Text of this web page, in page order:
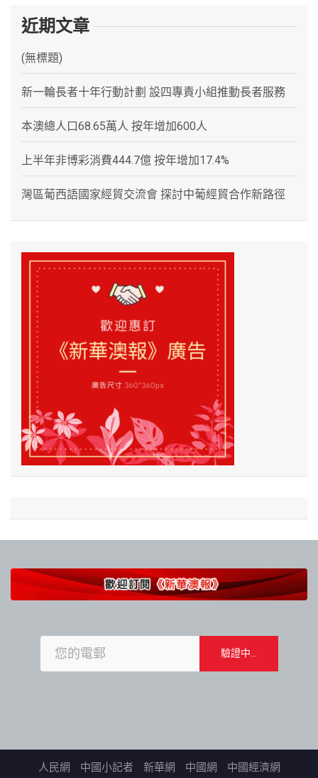
近期文章
(無標題)
新一輪長者十年行動計劃 設四專責小組推動長者服務
本澳總人口68.65萬人 按年增加600人
上半年非博彩消費444.7億 按年增加17.4%
灣區葡西語國家經貿交流會 探討中葡經貿合作新路徑
人民網 中國小記者 新華網 中國網 中國經濟網